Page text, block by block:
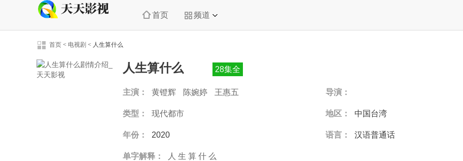
首页 频道
首页 < 电视剧 < 人生算什么
人生算什么 28集全
主演： 黄镫辉 陈婉婷 王惠五 导演：
类型： 现代都市 地区： 中国台湾
年份： 2020 语言： 汉语普通话
单字解释： 人 生 算 什 么